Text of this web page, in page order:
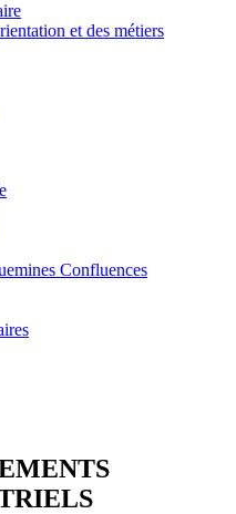
et des métiers
Confluences